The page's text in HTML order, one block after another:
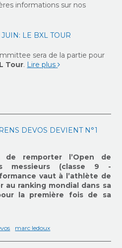
informations sur nos
LE BXL TOUR
sera de la partie pour
Tour. Lire plus
DEVOS DEVIENT N°1
de remporter l’Open de
messieurs (classe 9 -
vaut à l’athlète de
au ranking mondial dans sa
la première fois de sa
marc ledoux